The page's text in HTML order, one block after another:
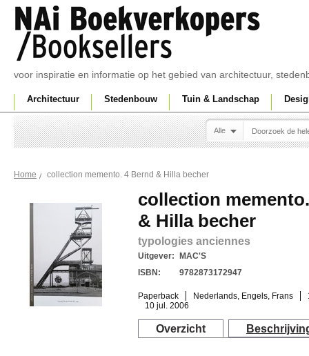
voor inspiratie en informatie op het gebied van architectuur,
Architectuur Stedenbouw Tuin & Landschap
Alle
Home collection memento. 4 Bernd & Hilla becher
collection
& Hilla becher
typologies anciennes
Uitgever:
MAC'S
ISBN:
9782873172947
Paperback Nederlands, Engels, Frans
10 jul. 2006
Overzicht